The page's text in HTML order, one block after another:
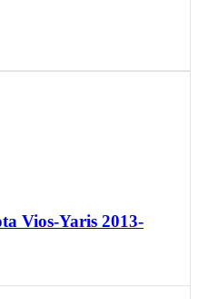
Vios-Yaris 2013-